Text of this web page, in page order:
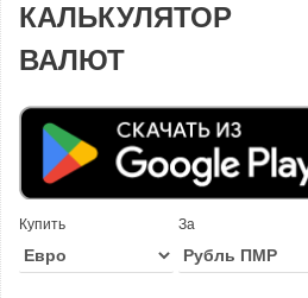
КАЛЬКУЛЯТОР
ВАЛЮТ
Купить За